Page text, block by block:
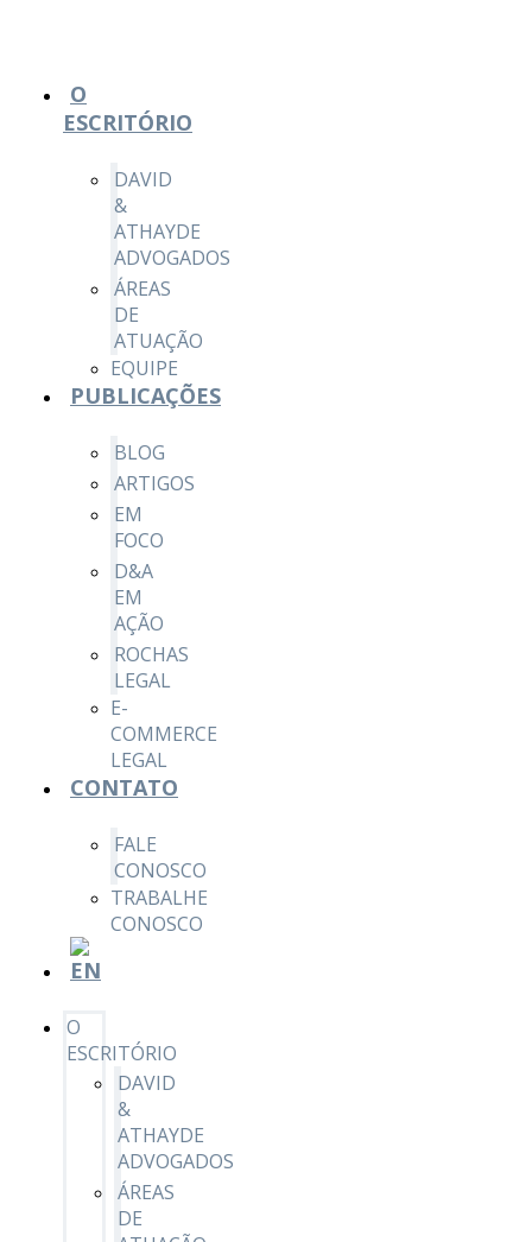
O
ESCRITÓRIO
DAVID
&
ATHAYDE
ADVOGADOS
ÁREAS
DE
ATUAÇÃO
EQUIPE
PUBLICAÇÕES
BLOG
ARTIGOS
EM
FOCO
D&A
EM
AÇÃO
ROCHAS
LEGAL
E-
COMMERCE
LEGAL
CONTATO
FALE
CONOSCO
TRABALHE
CONOSCO
O
ESCRITÓRIO
DAVID
&
ATHAYDE
ADVOGADOS
ÁREAS
DE